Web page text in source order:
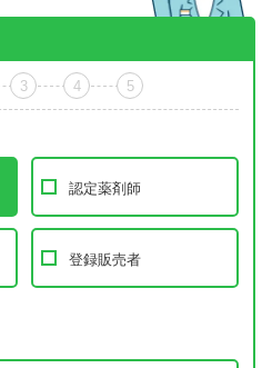
3 4 5
認定薬剤師
登録販売者